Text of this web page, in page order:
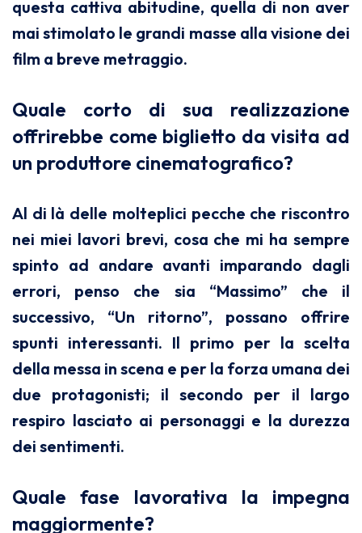
questa cattiva abitudine, quella di non aver
mai stimolato le grandi masse alla visione dei
film a breve metraggio.
Quale corto di sua realizzazione
offrirebbe come biglietto da visita ad
un produttore cinematografico?
Al di là delle molteplici pecche che riscontro
nei miei lavori brevi, cosa che mi ha sempre
spinto ad andare avanti imparando dagli
errori, penso che sia “Massimo” che il
successivo, “Un ritorno”, possano offrire
spunti interessanti. Il primo per la scelta
della messa in scena e per la forza umana dei
due protagonisti; il secondo per il largo
respiro lasciato ai personaggi e la durezza
dei sentimenti.
Quale fase lavorativa la impegna
maggiormente?